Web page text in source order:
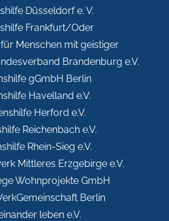
Düsseldorf e. V.
Frankfurt/Oder
Menschen mit geistiger
Brandenburg e.V.
gGmbH Berlin
Havelland e.V.
Herford e.V.
Reichenbach e.V.
Rhein-Sieg e.V.
Mittleres Erzgebirge e.V.
Wohnprojekte GmbH
Berlin
leben e.V.